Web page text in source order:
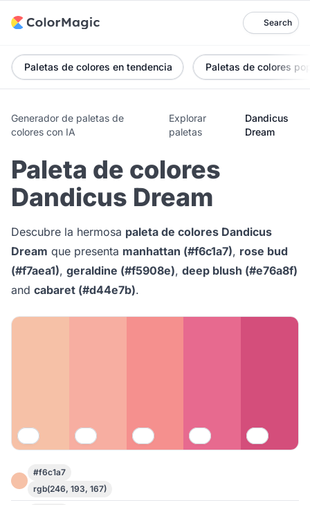
Search
Paletas de colores en tendencia Paletas de colores
Generador de paletas de
colores con IA
Explorar
paletas
Dandicus
Dream
Paleta de colores
Dandicus Dream
Descubre la hermosa paleta de colores Dandicus
Dream que presenta manhattan (#f6c1a7), rose bud
(#f7aea1), geraldine (#f5908e), deep blush (#e76a8f)
and cabaret (#d44e7b).
#f6c1a7
rgb(246, 193, 167)